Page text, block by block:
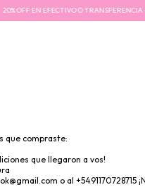
OFF EN EFECTIVO O TRANSFERENCIA -
que compraste:
que llegaron a vos!
o al